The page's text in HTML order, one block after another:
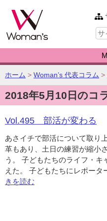
この
サ
イ
内
検
索:
こ
の
ペ
ー
ジ
の
位
置:
ホーム > Woman’s 代表コラム >
2018年5月10日のコ
Vol.495 部活が変わる
あさイチで部活について取り
革もあり、土日の練習が縮小
う。 子どもたちのライフ・
えた。 子どもたちにレポー
きを読む